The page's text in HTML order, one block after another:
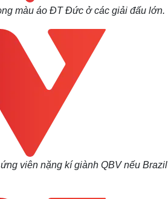
màu áo ĐT Đức ở các giải đấu lớn.
viên nặng kí giành QBV nếu Brazil